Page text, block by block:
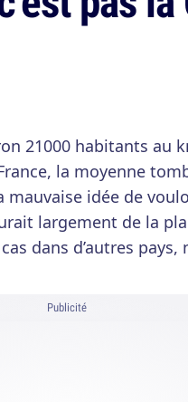
21000 habitants au
la moyenne
mauvaise idée de
largement de la
dans d’autres
Publicité